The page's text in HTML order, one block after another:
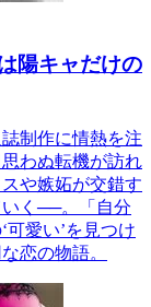
陽キャだけの
制作に情熱を注
わぬ転機が訪れ
や嫉妬が交錯す
く──。「自分
愛い’を見つけ
恋の物語。